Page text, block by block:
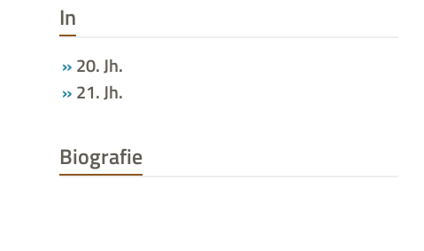
In
20. Jh.
21. Jh.
Biografie